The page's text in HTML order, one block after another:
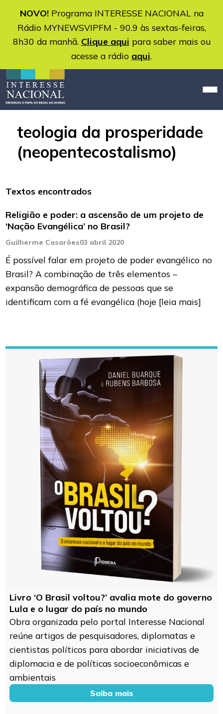
NOVO!Programa INTERESSE NACIONAL na
Rádio MYNEWSVIPFM - 90.9 às sextas-feiras,
8h30 da manhã. Clique aqui para saber mais ou
acesse a rádio aqui.
teologia da prosperidade
(neopentecostalismo)
Textos encontrados
Religião e poder: a ascensão de um projeto de
‘Nação Evangélica’ no Brasil?
Guilherme Casarões03 abril 2020
É possível falar em projeto de poder evangélico no
Brasil? A combinação de três elementos –
expansão demográfica de pessoas que se
identificam com a fé evangélica (hoje [leia mais]
Livro ‘O Brasil voltou?’ avalia mote do governo
Lula e o lugar do país no mundo
Obra organizada pelo portal Interesse Nacional
reúne artigos de pesquisadores, diplomatas e
cientistas políticos para abordar iniciativas de
diplomacia e de políticas socioeconômicas e
ambientais
Saiba mais